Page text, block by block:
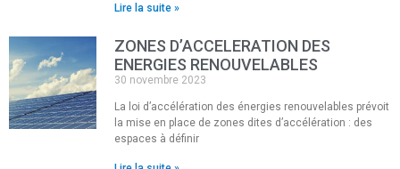
Lire la suite »
ZONES D’ACCELERATION DES
ENERGIES RENOUVELABLES
30 novembre 2023
La loi d’accélération des énergies renouvelables prévoit
la mise en place de zones dites d’accélération : des
espaces à définir